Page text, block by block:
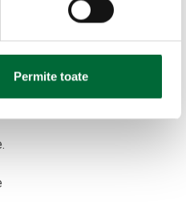
Permite toate